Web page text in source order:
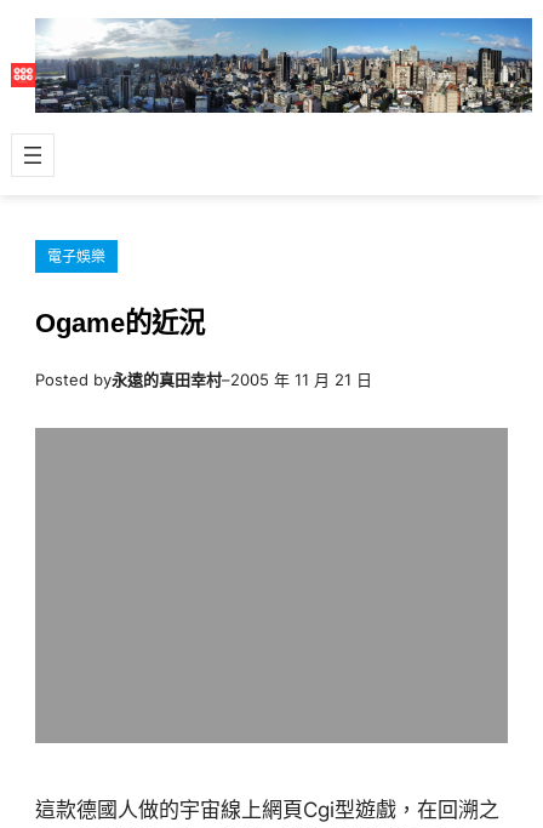
主
容
電子娛樂
Ogame的近況
Posted by永遠的真田幸村–2005 年 11 月 21 日
這款德國人做的宇宙線上網頁Cgi型遊戲，在回溯之